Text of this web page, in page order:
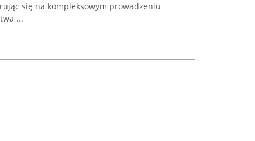
się na kompleksowym prowadzeniu
...